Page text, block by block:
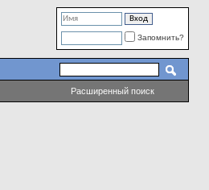
Запомнить?
Расширенный поиск